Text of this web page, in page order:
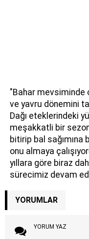
"Bahar mevsiminde
ve yavru dönemini
Dağı eteklerindeki
meşakkatli bir
bitirip bal sağımına
onu almaya
yıllara göre biraz
sürecimiz devam
YORUMLAR
YORUM YAZ